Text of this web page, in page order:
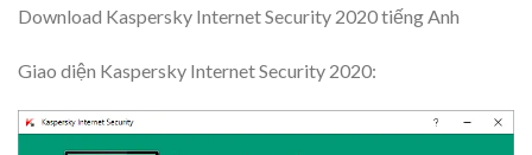
Download Kaspersky Internet Security 2020 tiếng Anh
Giao diện Kaspersky Internet Security 2020: